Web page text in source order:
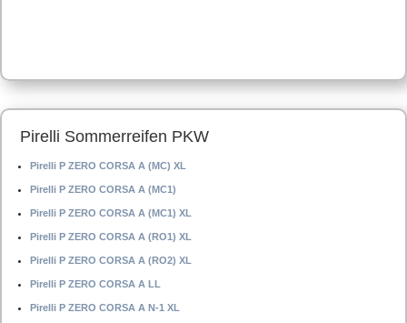
Pirelli Sommerreifen PKW
Pirelli P ZERO CORSA A (MC) XL
Pirelli P ZERO CORSA A (MC1)
Pirelli P ZERO CORSA A (MC1) XL
Pirelli P ZERO CORSA A (RO1) XL
Pirelli P ZERO CORSA A (RO2) XL
Pirelli P ZERO CORSA A LL
Pirelli P ZERO CORSA A N-1 XL